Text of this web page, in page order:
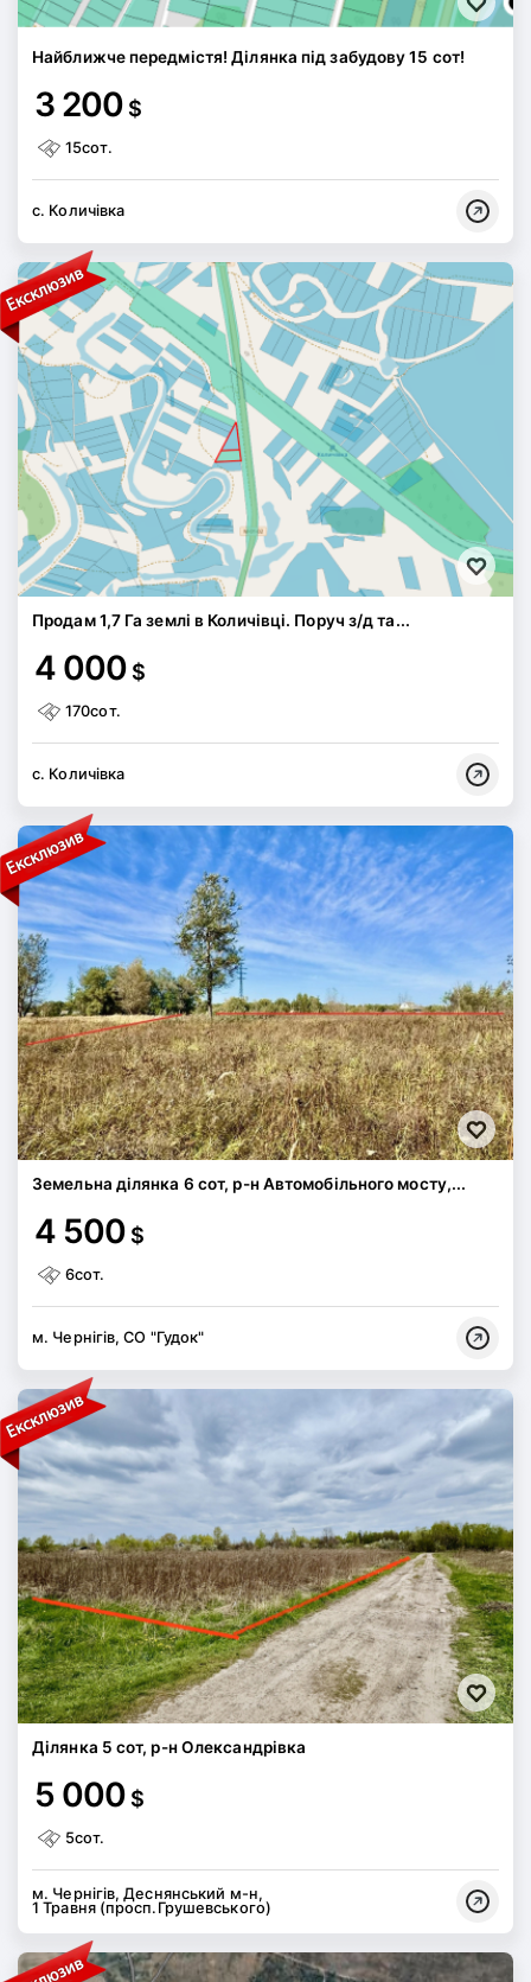
Найближче передмістя! Ділянка під забудову 15 сот!
3 200 $
15сот.
с. Количівка
Продам 1,7 Га землі в Количівці. Поруч з/д та...
4 000 $
170сот.
с. Количівка
Земельна ділянка 6 сот, р-н Автомобільного мосту,...
4 500 $
6сот.
м. Чернігів, СО "Гудок"
Ділянка 5 сот, р-н Олександрівка
5 000 $
5сот.
м. Чернігів, Деснянський м-н,
1 Травня (просп.Грушевського)